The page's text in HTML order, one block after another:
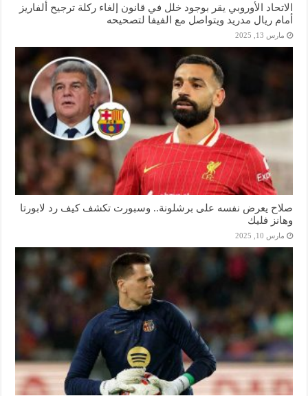
الاتحاد الأوروبي يقر بوجود خلل في قانون إلغاء ركلة ترجيح ألفاريز
أمام ريال مدريد ويتواصل مع الفيفا لتصحيحه
مارس 13, 2025
صلاح يعرض نفسه على برشلونة.. وسبورت تكشف كيف رد لابورتا
وهانز فليك
مارس 10, 2025